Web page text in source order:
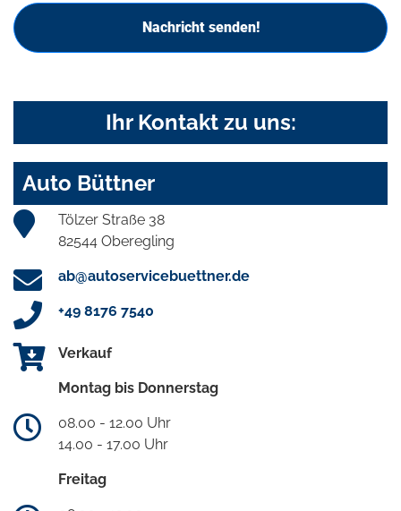
Nachricht senden!
Ihr Kontakt zu uns:
Auto Büttner
Tölzer Straße 38
82544 Oberegling
ab@autoservicebuettner.de
+49 8176 7540
Verkauf
Montag bis Donnerstag
08.00 - 12.00 Uhr
14.00 - 17.00 Uhr
Freitag